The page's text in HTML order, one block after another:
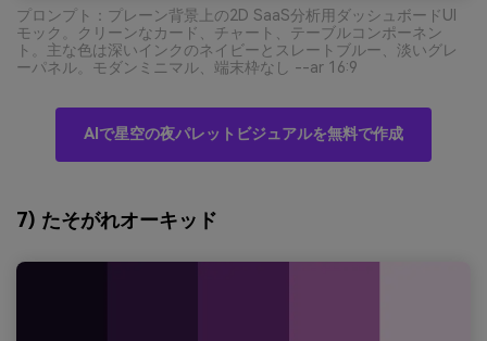
プロンプト：プレーン背景上の2D SaaS分析用ダッシュボードUI
モック。クリーンなカード、チャート、テーブルコンポーネン
ト。主な色は深いインクのネイビーとスレートブルー、淡いグレ
ーパネル。モダンミニマル、端末枠なし --ar 16:9
AIで星空の夜パレットビジュアルを無料で作成
7) たそがれオーキッド